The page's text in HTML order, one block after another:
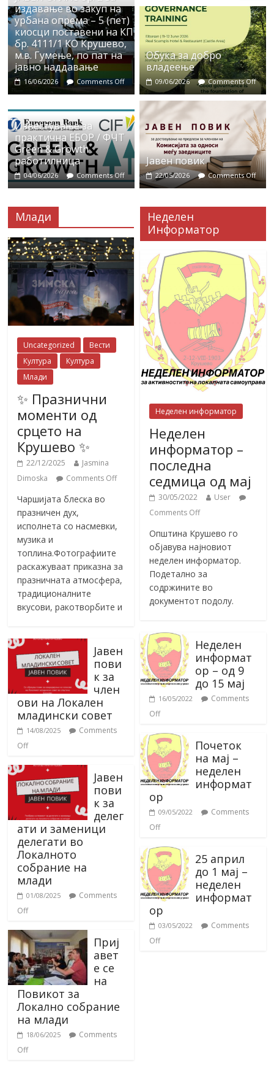
издавање во закуп на
урбана опрема – 5 (пет)
киосци поставени на КП
бр. 4111/1 КО Крушево,
м.в. Гумење, по пат на
јавно наддавање
16/06/2026 Comments Off
Обука за добро
владеење
09/06/2026 Comments Off
Известување за
практична ЕБОР / ФЧТ
Green & Growth
работилница
04/06/2026 Comments Off
Јавен повик
22/05/2026 Comments Off
Млади
Uncategorized
Вести
Култура
Култура
Млади
✨ Празнични
моменти од
срцето на
Крушево ✨
22/12/2025
Jasmina
Dimoska
Comments Off
Чаршијата блеска во
празничен дух,
исполнета со насмевки,
музика и
топлина.Фотографиите
раскажуваат приказна за
празничната атмосфера,
традиционалните
вкусови, ракотворбите и
Јавен
пови
к за
член
ови на Локален
младински совет
14/08/2025
Comments
Off
Јавен
пови
к за
делег
ати и заменици
делегати во
Локалното
собрание на
млади
01/08/2025
Comments
Off
Приј
авет
е се
на
Повикот за
Локално собрание
на млади
18/06/2025
Comments
Off
Неделен
Информатор
Неделен информатор
Неделен
информатор –
последна
седмица од мај
30/05/2022
User
Comments Off
Општина Крушево го
објавува најновиот
неделен информатор.
Подетално за
содржините во
документот подолу.
Неделен
информат
ор – од 9
до 15 мај
16/05/2022
Comments
Off
Почеток
на мај –
неделен
информат
ор
09/05/2022
Comments
Off
25 април
до 1 мај –
неделен
информат
ор
03/05/2022
Comments
Off